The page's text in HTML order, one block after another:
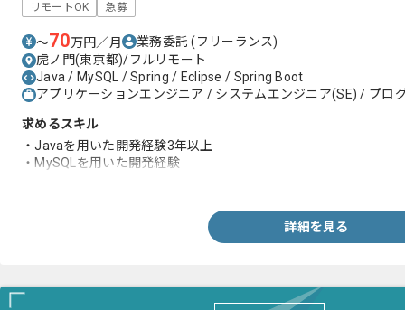
リモートOK 急募
〜70万円／月 業務委託(フリーランス)
虎ノ門(東京都)/フルリモート
Java / MySQL / Spring / Eclipse / Spring Boot
アプリケーションエンジニア / システムエンジニア(SE) / プロ
求めるスキル
・Javaを用いた開発経験3年以上
・MySQLを用いた開発経験
詳細を見る